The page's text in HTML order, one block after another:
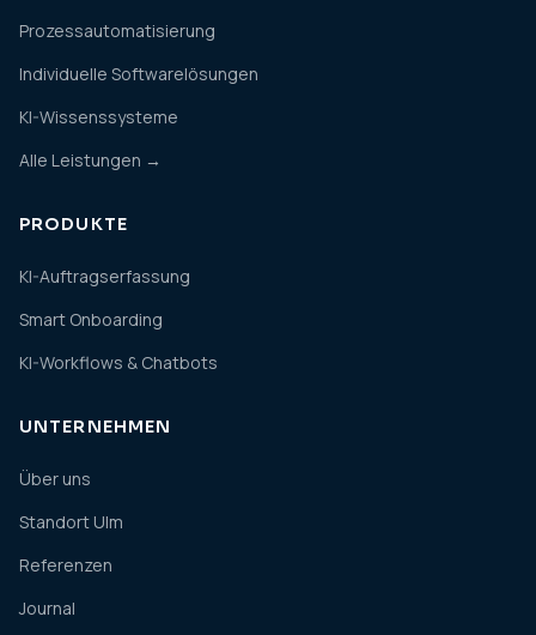
Prozessautomatisierung
Individuelle Softwarelösungen
KI-Wissenssysteme
Alle Leistungen →
PRODUKTE
KI-Auftragserfassung
Smart Onboarding
KI-Workflows & Chatbots
UNTERNEHMEN
Über uns
Standort Ulm
Referenzen
Journal